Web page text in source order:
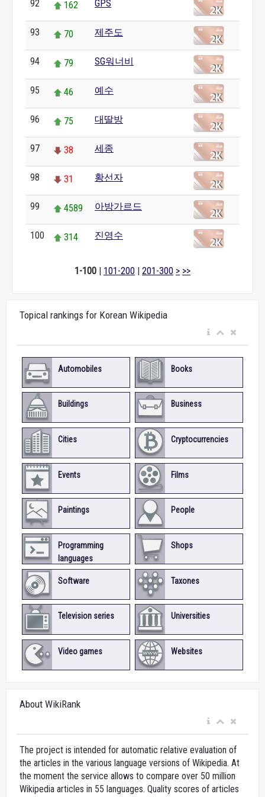
92 162 GPS
93 70 제주도
94 79 SG워너비
95 46 예수
96 75 대딸방
97 38 세종
98 31 황선자
99 4589 아방가르드
100 314 진영수
1-100 | 101-200 | 201-300 > >>
Topical rankings for Korean Wikipedia
Automobiles Books
Buildings Business
Cities Cryptocurrencies
Events Films
Paintings People
Programming
languages
Shops
Software Taxones
Television series Universities
Video games Websites
About WikiRank
The project is intended for automatic relative evaluation of
the articles in the various language versions of Wikipedia. At
the moment the service allows to compare over 50 million
Wikipedia articles in 55 languages. Quality scores of articles